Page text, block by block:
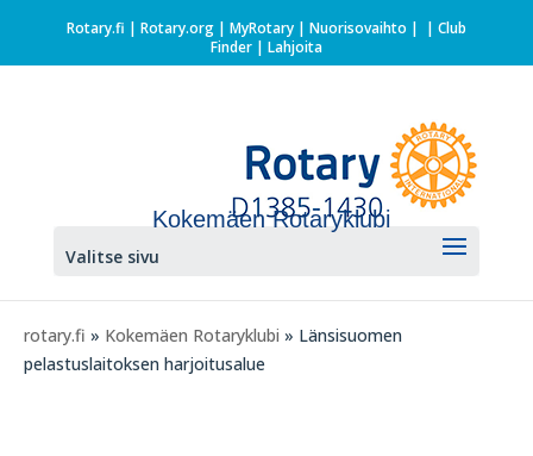
Rotary.fi | Rotary.org| MyRotary | Nuorisovaihto | | Club
Finder| Lahjoita
Kokemäen Rotaryklubi
Valitse sivu
rotary.fi » Kokemäen Rotaryklubi » Länsisuomen
pelastuslaitoksen harjoitusalue